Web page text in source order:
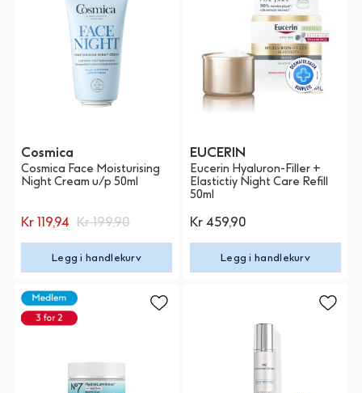
Cosmica
Cosmica Face Moisturising
Night Cream u/p 50ml
Kr 119,94 Kr 199,90
Legg i handlekurv
EUCERIN
Eucerin Hyaluron-Filler +
Elastictiy Night Care Refill
50ml
Kr 459,90
Legg i handlekurv